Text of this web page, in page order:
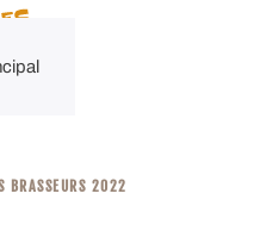
BRASSEURS 2022